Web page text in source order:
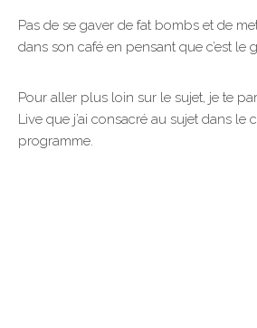
Pas de se gaver de fat bombs et de
dans son café en pensant que c’est le
Pour aller plus loin sur le sujet, je te
Live que j’ai consacré au sujet dans le
programme.